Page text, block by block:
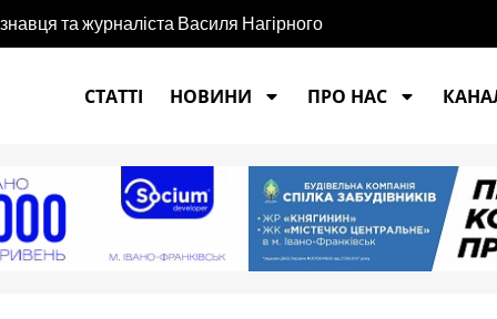
та журналіста Василя Нагірного
СТАТТІ
НОВИНИ ПРО НАС